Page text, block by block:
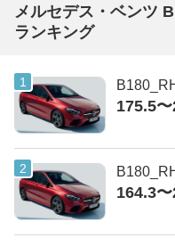
メルセデス・ベンツ
ランキング
175.5
164.3